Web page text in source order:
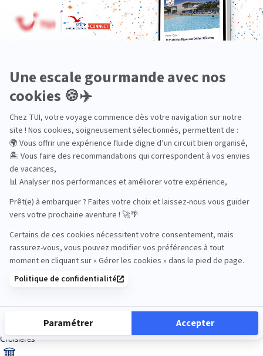
Adult only
Aventure
Circuits privés
Croisières